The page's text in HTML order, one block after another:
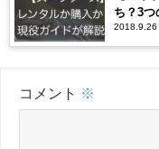
ち？3つ
2018.9.26
コメント ※